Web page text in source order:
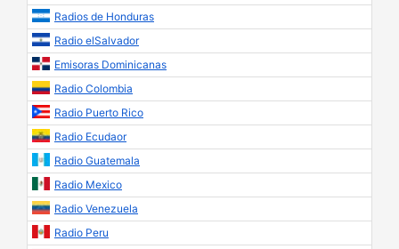
Radios de Honduras
Radio elSalvador
Emisoras Dominicanas
Radio Colombia
Radio Puerto Rico
Radio Ecudaor
Radio Guatemala
Radio Mexico
Radio Venezuela
Radio Peru